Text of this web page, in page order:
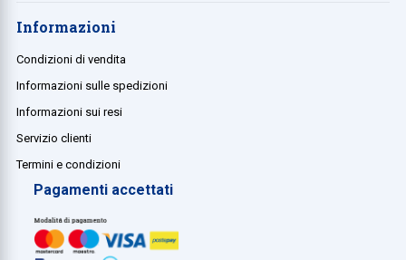
Informazioni
Condizioni di vendita
Informazioni sulle spedizioni
Informazioni sui resi
Servizio clienti
Termini e condizioni
Pagamenti accettati